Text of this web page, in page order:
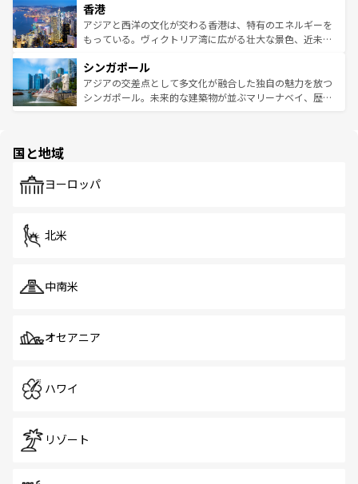
とつ。フォーやバインミー、ベトナムコーヒーなどは、ぜ
ひ現地で味わいたい。どの地域を訪れてもあたたかい人々
が旅行者を迎えてくれるので、きっと忘れられない旅にな
参照してほしい。
の活気が交差している。北部ではチェンマイなどの山岳地
帯で自然と触れ合い、南部ではプーケットやクラビの美し
いビーチでリゾート気分を楽しむことができる。タイ料理
激する。気候は一年中温暖で、どの季節にも異なる楽しみ
が待っている。親しみやすいタイの人々、仏教を中心とし
た文化、そして多様な観光資源が、訪れる旅人を魅了し続
香港
アジアと西洋の文化が交わる香港は、特有のエネルギーを
もっている。ヴィクトリア湾に広がる壮大な景色、近未来
み、どこを訪れても感動するはず。観光スポットが密集し
ており、効率よく見どころを回れるのも魅力。息をのむよ
うな絶景から文化的な体験まで、香港を存分に楽しみ尽く
シンガポール
アジアの交差点として多文化が融合した独自の魅力を放つ
シンガポール。未来的な建築物が並ぶマリーナベイ、歴史
で、ホーカーズは地元の風情を楽しめる外せないスポット
国と地域
ヨーロッパ
北米
中南米
オセアニア
ハワイ
リゾート